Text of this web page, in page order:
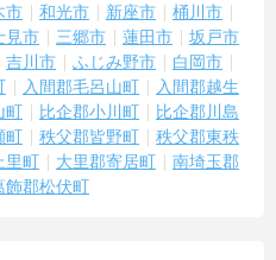
市 和光市 新座市
桶川市
見市 三郷市 蓮田市
坂戸市
吉川市 ふじみ野市
白岡市
入間郡毛呂山町
入間郡越生
町 比企郡小川町
比企郡川島
町 秩父郡皆野町
秩父郡東秩
里町 大里郡寄居町
南埼玉郡
飾郡松伏町